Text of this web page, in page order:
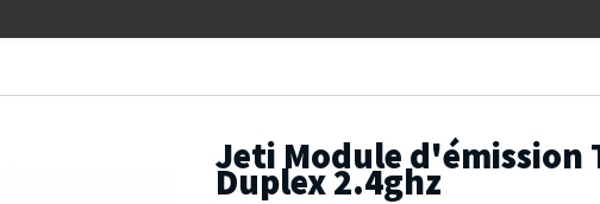
Jeti Module d'émission
Duplex 2.4ghz